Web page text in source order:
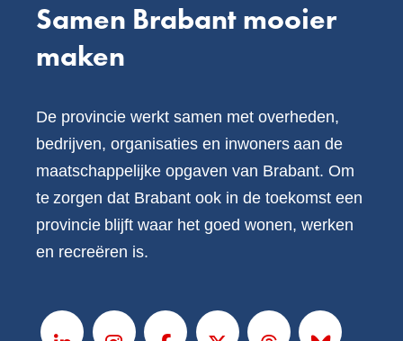
Samen Brabant mooier
maken
De provincie werkt samen met overheden,
bedrijven, organisaties en inwoners aan de
maatschappelijke opgaven van Brabant. Om
te zorgen dat Brabant ook in de toekomst een
provincie blijft waar het goed wonen, werken
en recreëren is.